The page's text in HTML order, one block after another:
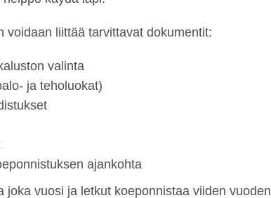
voidaan liittää tarvittavat dokumentit:
valinta
ja teholuokat)
ajankohta
joka vuosi ja letkut koeponnistaa viiden vuoden